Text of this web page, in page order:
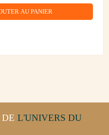
AU PANIER
L'UNIVERS DU